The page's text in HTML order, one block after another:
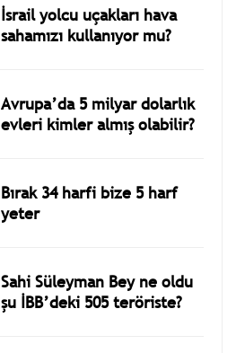
İsrail yolcu uçakları hava
sahamızı kullanıyor mu?
Avrupa’da 5 milyar dolarlık
evleri kimler almış olabilir?
Bırak 34 harfi bize 5 harf
yeter
Sahi Süleyman Bey ne oldu
şu İBB’deki 505 teröriste?